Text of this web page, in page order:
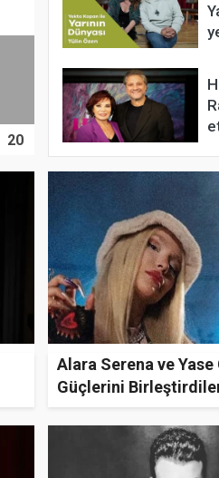
Melek Mossa
20
Alara Serena ve
Güçlerini